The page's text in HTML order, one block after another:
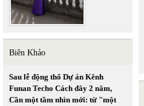
Biên Khảo
Sau lễ động thổ Dự án Kênh
Funan Techo Cách đây 2 năm,
Cần một tầm nhìn mới: từ "một